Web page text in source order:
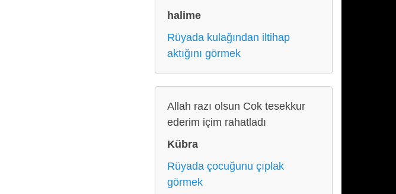
halime
Rüyada kulağından iltihap
aktığını görmek
Allah razı olsun Cok tesekkur
ederim içim rahatladı
Kübra
Rüyada çocuğunu çıplak
görmek